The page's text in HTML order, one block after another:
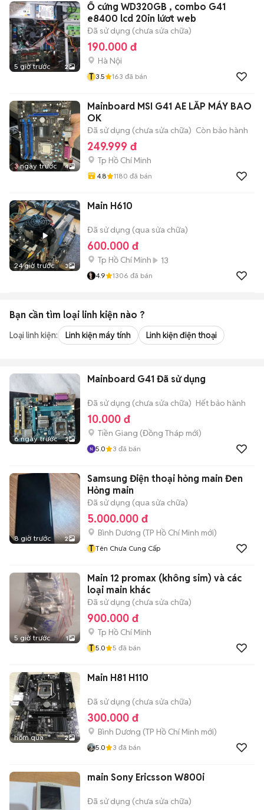
5 giờ trước 2
Ổ cứng WD320GB , combo G41
e8400 lcd 20in lứơt web
Đã sử dụng (chưa sửa chữa)
190.000 đ
Hà Nội
T 3.5 163 đã bán
3 ngày trước 4
Mainboard MSI G41 AE LẮP MÁY BAO
OK
Đã sử dụng (chưa sửa chữa) Còn bảo hành
249.999 đ
Tp Hồ Chí Minh
4.8 1180 đã bán
24 giờ trước 3
Main H610
Đã sử dụng (qua sửa chữa)
600.000 đ
Tp Hồ Chí Minh 13
4.9 1306 đã bán
Bạn cần tìm loại linh kiện nào ?
Loại linh kiện: Linh kiện máy tính Linh kiện điện thoại
6 ngày trước 3
Mainboard G41 Đã sử dụng
Đã sử dụng (chưa sửa chữa) Hết bảo hành
10.000 đ
Tiền Giang (Đồng Tháp mới)
5.0 3 đã bán
8 giờ trước 2
Samsung Điện thoại hỏng main Đen
Hỏng main
Đã sử dụng (qua sửa chữa)
5.000.000 đ
Bình Dương (TP Hồ Chí Minh mới)
T Tên Chưa Cung Cấp
5 giờ trước 1
Main 12 promax (không sim) và các
loại main khác
Đã sử dụng (chưa sửa chữa)
900.000 đ
Tp Hồ Chí Minh
T 5.0 5 đã bán
hôm qua 2
Main H81 H110
Đã sử dụng (chưa sửa chữa)
300.000 đ
Bình Dương (TP Hồ Chí Minh mới)
5.0 3 đã bán
main Sony Ericsson W800i
Đã sử dụng (chưa sửa chữa)